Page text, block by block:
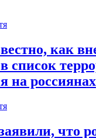
как
список
на россиянах
что